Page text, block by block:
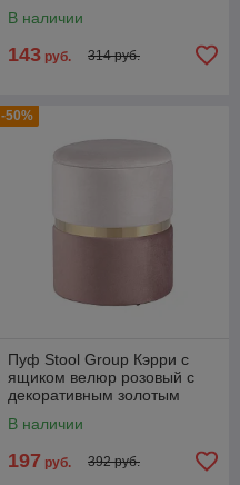
В наличии
143 руб. 314 руб.
-50%
Пуф Stool Group Кэрри с
ящиком велюр розовый с
декоративным золотым
В наличии
197 руб. 392 руб.